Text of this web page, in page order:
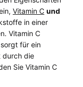
Vitamin C und
in einer
Vitamin C
für ein
durch die
Sie Vitamin C